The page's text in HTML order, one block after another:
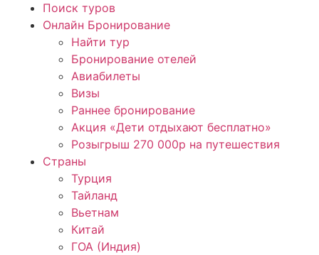
Поиск туров
Онлайн Бронирование
Найти тур
Бронирование отелей
Авиабилеты
Визы
Раннее бронирование
Акция «Дети отдыхают бесплатно»
Розыгрыш 270 000р на путешествия
Страны
Турция
Тайланд
Вьетнам
Китай
ГОА (Индия)